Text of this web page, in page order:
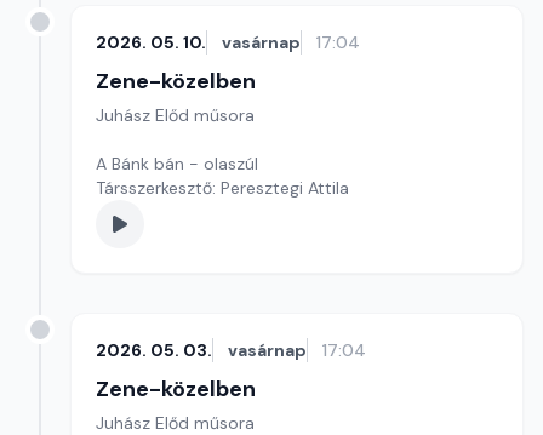
2026. 05. 10. vasárnap 17:04
Zene-közelben
Juhász Előd műsora
A Bánk bán - olaszúl
Társszerkesztő: Peresztegi Attila
2026. 05. 03. vasárnap 17:04
Zene-közelben
Juhász Előd műsora